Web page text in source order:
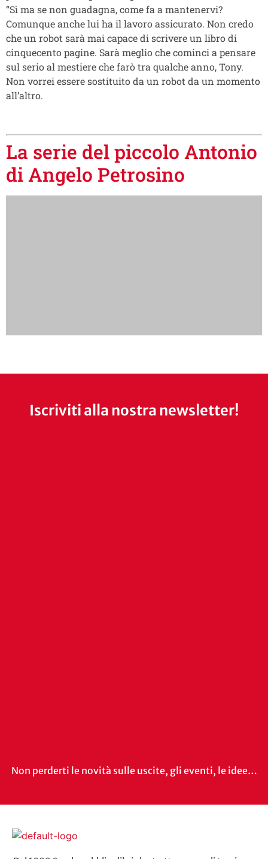
“Sì ma se non guadagna, come fa a mantenervi?
Comunque anche lui ha il lavoro assicurato. Non credo
che un robot sarà mai capace di scrivere un libro di
cinquecento pagine. Sarà meglio che cominci a pensare
sul serio al mestiere che farò tra qualche anno, Tony.
Non vorrei essere sostituito da un robot da un momento
all’altro.
La serie del piccolo Antonio
di Angelo Petrosino
Iscriviti alla nostra newsletter!
Non perderti le novità sulle uscite, gli eventi, le idee…